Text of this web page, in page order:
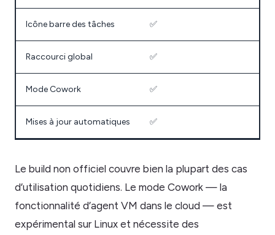
Icône barre des tâches ✅
Raccourci global ✅
Mode Cowork ✅
Mises à jour automatiques ✅
Le build non officiel couvre bien la plupart des cas
d’utilisation quotidiens. Le mode Cowork — la
fonctionnalité d’agent VM dans le cloud — est
expérimental sur Linux et nécessite des